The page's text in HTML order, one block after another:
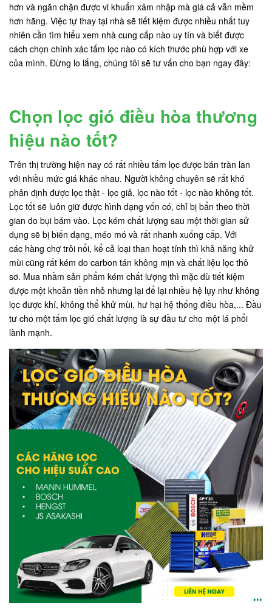
hơn và ngăn chặn được vi khuẩn xâm nhập mà giá cả vẫn mềm
hơn hãng. Việc tự thay tại nhà sẽ tiết kiệm được nhiều nhất tuy
nhiên cần tìm hiểu xem nhà cung cấp nào uy tín và biết được
cách chọn chính xác tấm lọc nào có kích thước phù hợp với xe
của mình. Đừng lo lắng, chúng tôi sẽ tư vấn cho bạn ngay đây:
Chọn lọc gió điều hòa thương
hiệu nào tốt?
Trên thị trường hiện nay có rất nhiều tấm lọc được bán tràn lan
với nhiều mức giá khác nhau. Người không chuyên sẽ rất khó
phân định được lọc thật - lọc giả, lọc nào tốt - lọc nào không tốt.
Lọc tốt sẽ luôn giữ được hình dạng vốn có, chỉ bị bẩn theo thời
gian do bụi bám vào. Lọc kém chất lượng sau một thời gian sử
dụng sẽ bị biến dạng, méo mó và rất nhanh xuống cấp. Với
các hàng chợ trôi nổi, kể cả loại than hoạt tính thì khả năng khử
mùi cũng rất kém do carbon tán không mịn và chất liệu lọc thô
sơ. Mua nhầm sản phẩm kém chất lượng thì mặc dù tiết kiệm
được một khoản tiền nhỏ nhưng lại để lại nhiều hệ lụy như không
lọc được khí, không thể khử mùi, hư hại hệ thống điều hòa,... Đầu
tư cho một tấm lọc gió chất lượng là sự đầu tư cho một lá phổi
lành mạnh.